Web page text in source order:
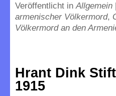
Veröffentlicht inAllgemein |
armenischer Völkermord,
Völkermord an den
Hrant Dink
1915